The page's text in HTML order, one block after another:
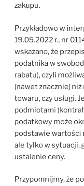
zakupu.
Przykładowo w
19.05.2022 r., nr
wskazano, że
podatnika w
rabatu), czyli
(nawet znacznie)
towaru, czy usługi.
podmiotami
podatkowy może
podstawie wartości
ale tylko w sytuacji,
ustalenie ceny.
Przypomnijmy, że